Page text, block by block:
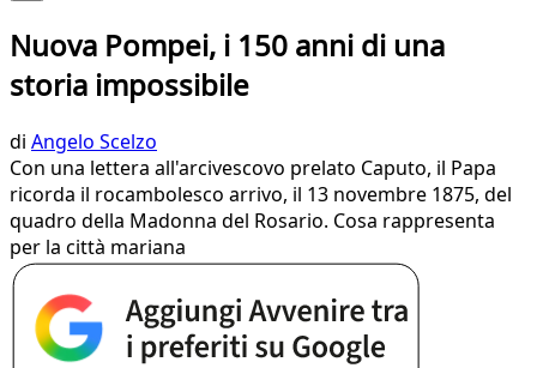
Nuova Pompei, i 150 anni di una
storia impossibile
di Angelo Scelzo
Con una lettera all'arcivescovo prelato Caputo, il Papa
ricorda il rocambolesco arrivo, il 13 novembre 1875, del
quadro della Madonna del Rosario. Cosa rappresenta
per la città mariana